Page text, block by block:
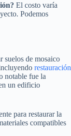
El costo varía
Podemos
suelos de mosaico
restauración
notable fue la
un edificio
para restaurar la
compatibles